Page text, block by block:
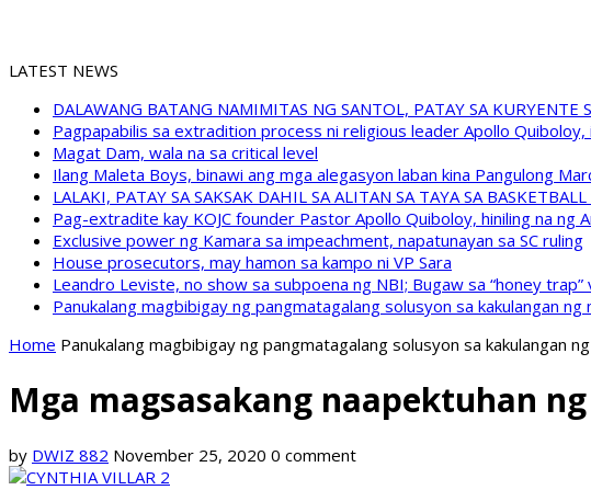
LATEST NEWS
DALAWANG BATANG NAMIMITAS NG SANTOL, PATAY SA KURYENTE
Pagpapabilis sa extradition process ni religious leader Apollo
Magat Dam, wala na sa critical level
Ilang Maleta Boys, binawi ang mga alegasyon laban kina Pangulong
LALAKI, PATAY SA SAKSAK DAHIL SA ALITAN SA TAYA SA
Pag-extradite kay KOJC founder Pastor Apollo Quiboloy, hiniling na ng
Exclusive power ng Kamara sa impeachment, napatunayan sa SC ruling
House prosecutors, may hamon sa kampo ni VP Sara
Leandro Leviste, no show sa subpoena ng NBI; Bugaw sa “honey
Panukalang magbibigay ng pangmatagalang solusyon sa kakulangan
Home Panukalang magbibigay ng pangmatagalang solusyon sa kakulangan
Mga magsasakang naapektuhan
by DWIZ 882 November 25, 2020 0 comment